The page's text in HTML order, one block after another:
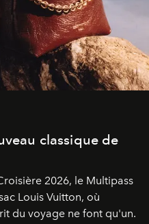
classique de
2026, le Multipass
Louis Vuitton, où
du voyage ne font qu'un.